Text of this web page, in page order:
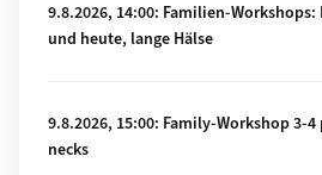
9.8.2026, 14:00: Familien-
und heute, lange Hälse
9.8.2026, 15:00: Family-Workshop 3-
necks